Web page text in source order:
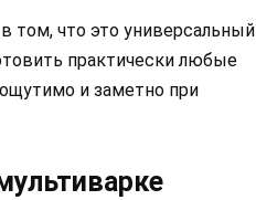
том, что это универсальный
практически любые
и заметно при